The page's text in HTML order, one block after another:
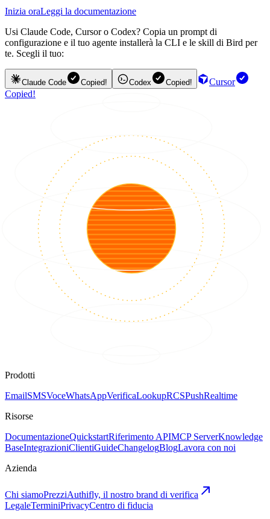
Inizia oraLeggi la documentazione
Usi Claude Code, Cursor o Codex? Copia un prompt di
configurazione e il tuo agente installerà la CLI e le skill di Bird per
te. Scegli il tuo:
Claude Code Copied! Codex Copied!
Cursor
Copied!
Prodotti
EmailSMSVoceWhatsAppVerificaLookupRCSPushRealtime
Risorse
DocumentazioneQuickstartRiferimento APIMCP ServerKnowledge
BaseIntegrazioniClientiGuideChangelogBlogLavora con noi
Azienda
Chi siamoPrezziAuthifly, il nostro brand di verifica
LegaleTerminiPrivacyCentro di fiducia